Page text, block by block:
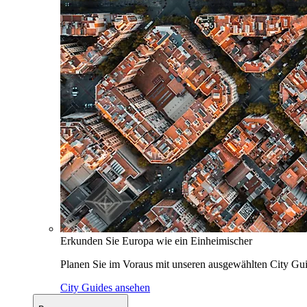
Erkunden Sie Europa wie ein Einheimischer
Planen Sie im Voraus mit unseren ausgewählten City
City Guides ansehen